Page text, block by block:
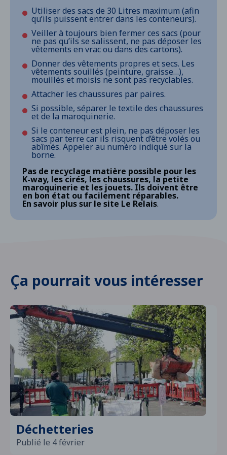
Espace Pierre-et-Régine-Souweine- 70, rue
de Fontenay
Médiathèque Cœur de ville- 98, rue de
Fontenay
Espace Sorano- 16, rue Charles Pathé
Pathé (sur le terre-plein)
à l’angle de la rue Diderot et de la rue
Georges-Lamouret
à l’angle de la rue Félix-Faure et de l’allée
Charles-Deloncle
à l'angle de la rue Antoine Quinson et de
l'avenue de Paris (devant le 128 avenue de
Paris)
Utiliser des sacs de 30 Litres maximum (afin
qu’ils puissent entrer dans les conteneurs).
Veiller à toujours bien fermer ces sacs (pour
ne pas qu’ils se salissent, ne pas déposer les
vêtements en vrac ou dans des cartons).
Donner des vêtements propres et secs. Les
vêtements souillés (peinture, graisse…),
mouillés et moisis ne sont pas recyclables.
Attacher les chaussures par paires.
Si possible, séparer le textile des chaussures
et de la maroquinerie.
Si le conteneur est plein, ne pas déposer les
sacs par terre car ils risquent d’être volés ou
abîmés. Appeler au numéro indiqué sur la
borne.
Pas de recyclage matière possible pour les
K-way, les cirés, les chaussures, la petite
maroquinerie et les jouets. Ils doivent être
en bon état ou facilement réparables.
En savoir plus sur le site Le Relais.
Ça pourrait vous intéresser
Déchetteries
Publié le 4 février